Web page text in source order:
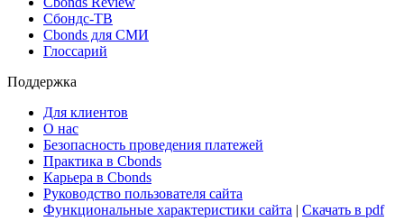
Сбондс-ТВ
Cbonds для СМИ
Глоссарий
Поддержка
Для клиентов
О нас
Безопасность проведения платежей
Практика в Cbonds
Карьера в Cbonds
Руководство пользователя сайта
Функциональные характеристики сайта | Скачать в pdf